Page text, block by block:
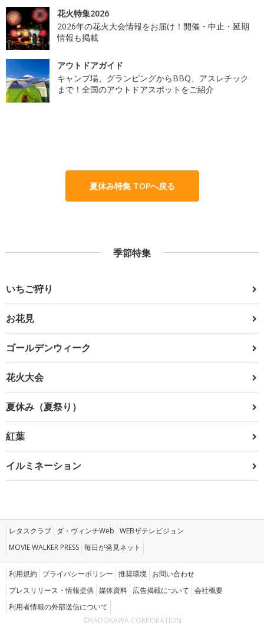
花火特集2026
2026年の花火大会情報をお届け！開催・中止・延期
情報も掲載
アウトドアガイド
キャンプ場、グランピングからBBQ、アスレチック
まで！全国のアウトドアスポットをご紹介
夏休み特集 TOPへ戻る
季節特集
いちご狩り
お花見
ゴールデンウィーク
花火大会
夏休み（夏祭り）
紅葉
イルミネーション
レタスクラブ ダ・ヴィンチWeb WEBザテレビジョン
MOVIE WALKER PRESS 毎日が発見ネット
利用規約 プライバシーポリシー 推奨環境 お問い合わせ
プレスリリース・情報提供 媒体資料 広告掲載について 会社概要
利用者情報の外部送信について
©KADOKAWA CORPORATION